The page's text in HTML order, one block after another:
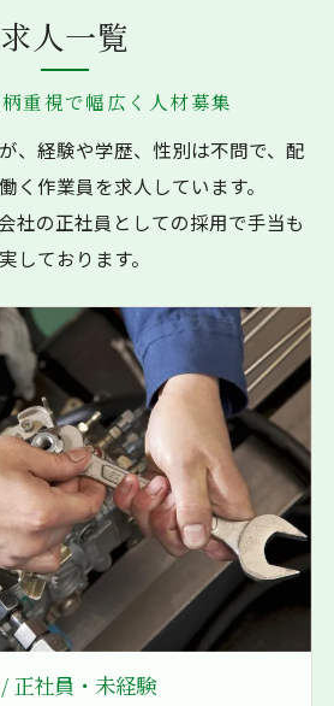
重視で幅広く人材募集
求人一覧
、経験や学歴、性別は不問で、配
く作業員を求人しています。
社の正社員としての採用で手当も
しております。
正社員・未経験